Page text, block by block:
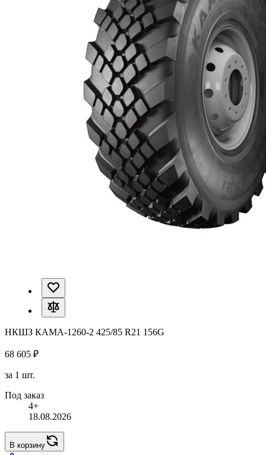
НКШЗ КАМА-1260-2 425/85 R21 156G
68 605 ₽
за 1 шт.
Под заказ
4+
18.08.2026
В корзину